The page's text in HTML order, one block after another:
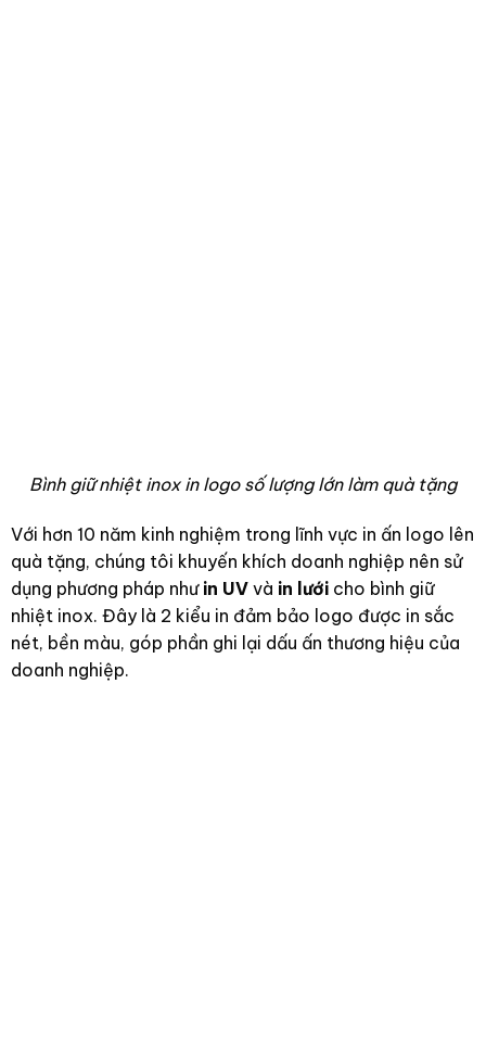
Bình giữ nhiệt inox in logo số lượng lớn làm quà tặng
Với hơn 10 năm kinh nghiệm trong lĩnh vực in ấn logo lên
quà tặng, chúng tôi khuyến khích doanh nghiệp nên sử
dụng phương pháp như in UVvà in lướicho bình giữ
nhiệt inox. Đây là 2 kiểu in đảm bảo logo được in sắc
nét, bền màu, góp phần ghi lại dấu ấn thương hiệu của
doanh nghiệp.